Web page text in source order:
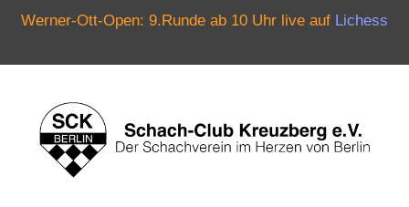
Werner-Ott-Open: 9.Runde ab 10 Uhr live auf Lichess
springen